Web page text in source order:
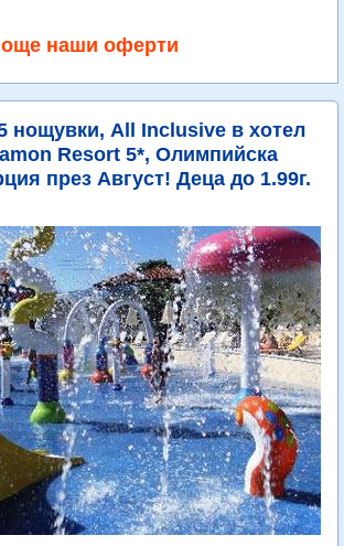
още наши оферти
нощувки, All Inclusive в хотел
Resort 5*, Олимпийска
през Август! Деца до 1.99г.